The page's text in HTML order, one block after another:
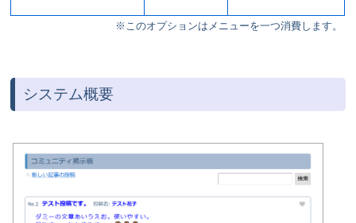
※このオプションはメニューを一つ消費します。
システム概要